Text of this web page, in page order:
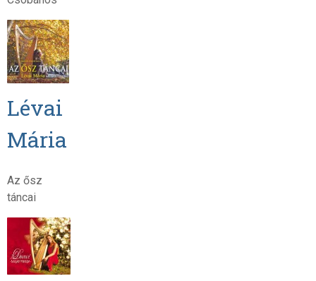
Lévai
Mária
Az ősz
táncai